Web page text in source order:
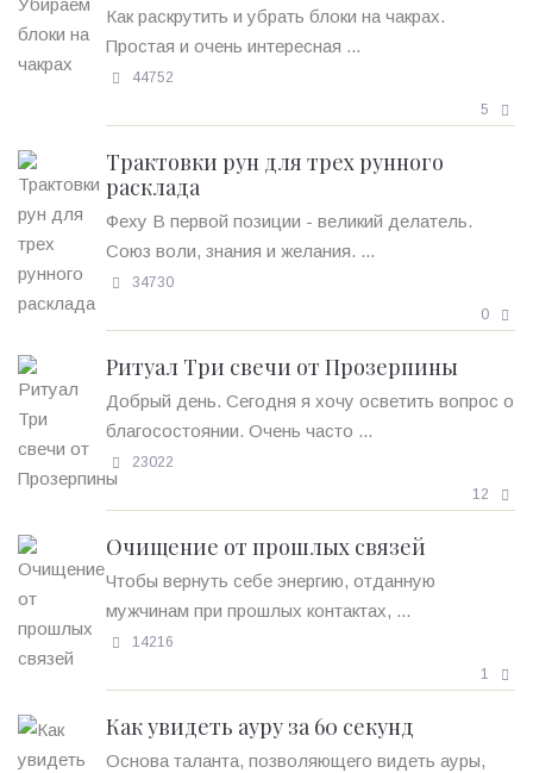
Как раскрутить и убрать блоки на чакрах.
Простая и очень интересная ...
44752
5
Трактовки рун для трех рунного
расклада
Феху В первой позиции - великий делатель.
Союз воли, знания и желания. ...
34730
0
Ритуал Три свечи от Прозерпины
Добрый день. Сегодня я хочу осветить вопрос о
благосостоянии. Очень часто ...
23022
12
Очищение от прошлых связей
Чтобы вернуть себе энергию, отданную
мужчинам при прошлых контактах, ...
14216
1
Как увидеть ауру за 60 секунд
Основа таланта, позволяющего видеть ауры,